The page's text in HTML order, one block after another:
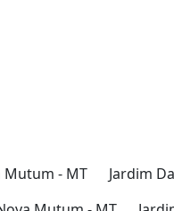
Mutum - MT
Jardim